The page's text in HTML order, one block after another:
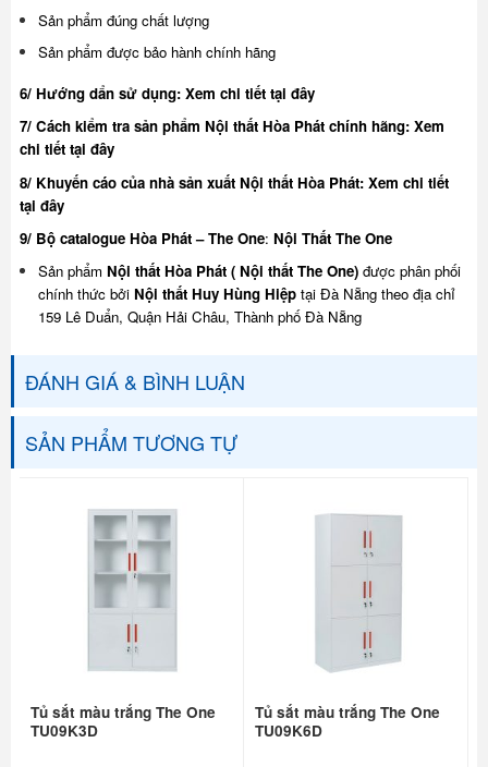
Sản phẩm đúng chất lượng
Sản phẩm được bảo hành chính hãng
6/ Hướng dẩn sử dụng: Xem chi tiết tại đây
7/ Cách kiểm tra sản phẩm Nội thất Hòa Phát chính hãng: Xem
chi tiết tại đây
8/ Khuyến cáo của nhà sản xuất Nội thất Hòa Phát: Xem chi tiết
tại đây
9/ Bộ catalogue Hòa Phát – The One: Nội Thất The One
Sản phẩm Nội thất Hòa Phát ( Nội thất The One)được phân phối
chính thức bởi Nội thất Huy Hùng Hiệptại Đà Nẵng theo địa chỉ
159 Lê Duẩn, Quận Hải Châu, Thành phố Đà Nẵng
ĐÁNH GIÁ & BÌNH LUẬN
SẢN PHẨM TƯƠNG TỰ
Tủ sắt màu trắng The One
TU09K3D
Tủ sắt màu trắng The One
TU09K6D